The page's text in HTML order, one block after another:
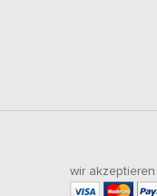
wir akzeptieren